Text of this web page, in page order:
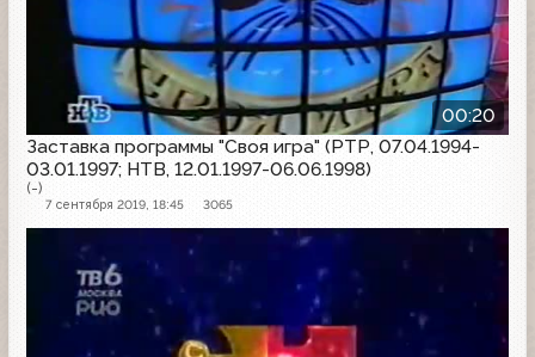
00:20
Заставка программы "Своя игра" (РТР, 07.04.1994-
03.01.1997; НТВ, 12.01.1997-06.06.1998)
(-)
7 сентября 2019, 18:45 3065